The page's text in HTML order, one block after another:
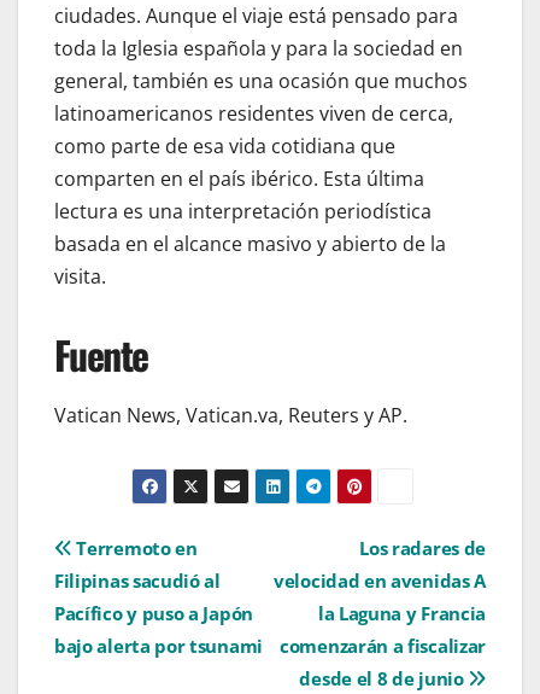
ciudades. Aunque el viaje está pensado para
toda la Iglesia española y para la sociedad en
general, también es una ocasión que muchos
latinoamericanos residentes viven de cerca,
como parte de esa vida cotidiana que
comparten en el país ibérico. Esta última
lectura es una interpretación periodística
basada en el alcance masivo y abierto de la
visita.
Fuente
Vatican News, Vatican.va, Reuters y AP.
Navegación
de
entradas
Los radares de
velocidad en avenidas A
la Laguna y Francia
comenzarán a fiscalizar
desde el 8 de junio
Terremoto en
Filipinas sacudió al
Pacífico y puso a Japón
bajo alerta por tsunami